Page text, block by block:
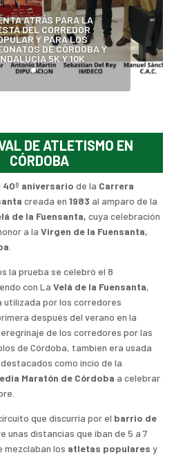
ATRÁS PARA LA
DEL CORREDOR
Y PARA LOS
DE CÓRDOBA Y
5K Y 10K
DE ATLETISMO EN
CÓRDOBA
40º aniversario de la Carrera
creada en 1983 al amparo de la
de la Fuensanta, cuya celebración
a la Virgen de la Fuensanta,
la prueba se celebró el 8
con La Velá de la Fuensanta,
utilizada por los corredores
después del verano en la
de los corredores por las
de Córdoba, tambien era usada
como incio de la
Maratón de Córdoba a celebrar
que discurría por el barrio de
unas distancias que iban de 5 a 7
mezclaban los atletas populares y